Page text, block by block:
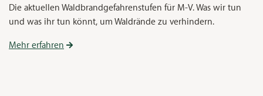
Die aktuellen Waldbrandgefahrenstufen für M-V. Was wir tun
und was ihr tun könnt, um Waldrände zu verhindern.
Mehr erfahren